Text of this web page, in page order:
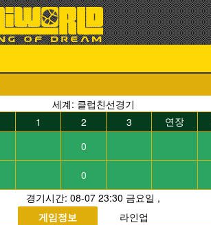
세계: 클럽친선경기
1
2 3 연장
0
0
경기시간:08-07 23:30 금요일 ,
게임정보
라인업